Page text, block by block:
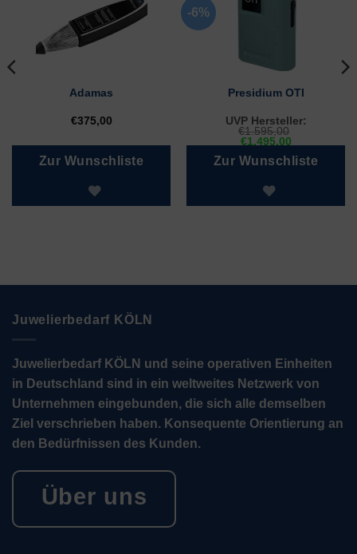
Adamas
€375,00
Zur Wunschliste
-6%
Presidium OTI
UVP Hersteller:
€1.595,00
Ursprünglicher
war:
€1.495,00Aktueller
ist:
Zur Wunschliste
Juwelierbedarf KÖLN
Juwelierbedarf KÖLN und seine operativen Einheiten
in Deutschland sind in ein weltweites Netzwerk von
Unternehmen eingebunden, die sich alle demselben
Ziel verschrieben haben. Konsequente Orientierung an
den Bedürfnissen des Kunden.
Über uns